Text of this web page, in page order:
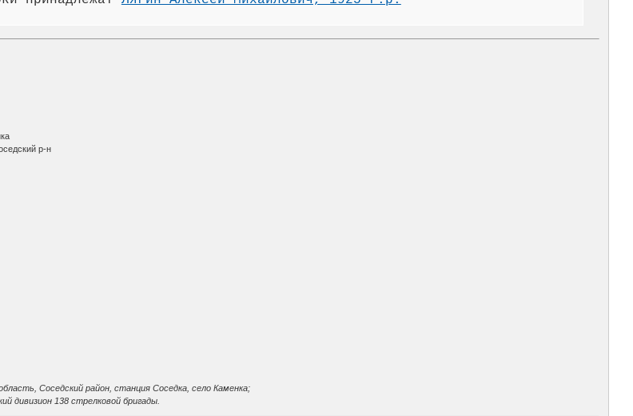
р-н
Соседский район, станция Соседка, село Каменка;
дивизион 138 стрелковой бригады.